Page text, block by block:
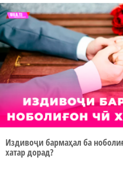
Издивоҷи бармаҳал ба
хатар дорад?